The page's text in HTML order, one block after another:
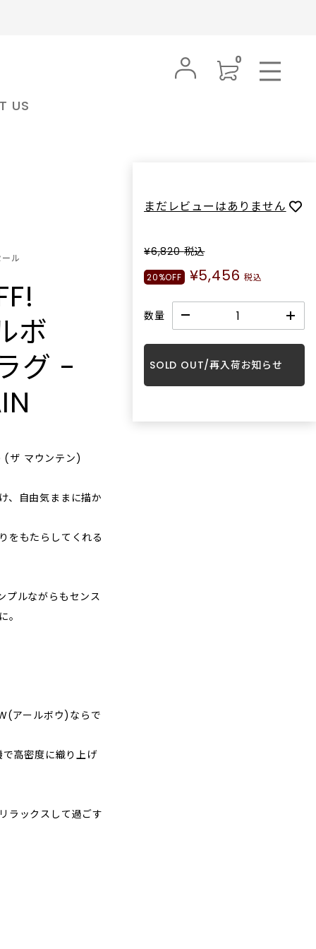
0
INFORMATION
SHOPに関する最新情報はこちらでご確認
認ください。
FAQ
US
装飾性
寄り添
。 香り
ひとと
やかな
りは、
静かな
す。
舞台に活動してきたクリエイティブデ
されたフレグランスブランドです。洗
練されたラグジュアリーや完成された
美しさではなく、⼈が本来持つ本能や
魅⼒に焦点を当て、“RAW
SENSUALITY（ありのままのセクシー
さ）”をテーマに⾹りを創造していま
す。ブランド名は、⾃⾝の名
前“Sehan” を逆から読んだものである
不完全さや本能‧直感から⽣まれる魅
りにおいてイ‧セハン⽒が最後まで譲
と」と「セクシーであること」の⼆つ
）”と
を意味
りゆく
ンビュ
モノを
がら「進
を与える
japonmiel ジャポンミエル 公式オン
ラインストア
japonmiel（ジャポンミエル）の語源
は、フランス語の「日本ミツバチ」。
昔は民家の軒先でも飼われていた日本
ミツバチですが、はちみつの大量生産
在しないとも言われ「幻のハチミツ」
蜜は、「百花蜜」と呼ばれコクが深く
蜜が熟成され、新鮮で透明感のある美
いため、小さなお子様にもやさしいミ
を通じて少しでも多くの方に知っても
肌をうるおし、豊かな香りやテクスチ
ィウォッシュを取り揃えています。好
きな香りに包まれて、日々ポジティブ
に過ごして。
FRAGRANCE
個性と魅力を引き立てるためにデザイ
ンされた特別なフレグランスや品質の
高い香りを数多く取り揃えています。
ル
ボ
グ -
(ザ マウンテン)
、自由気ままに描か
をもたらしてくれる
プルながらもセンス
。
アールボウ)ならで
高密度に織り上げ
ラックスして過ごす
まだレビューはありません
¥6,820税込
20%OFF ¥5,456税込
数量
SOLD OUT/再入荷お知らせ